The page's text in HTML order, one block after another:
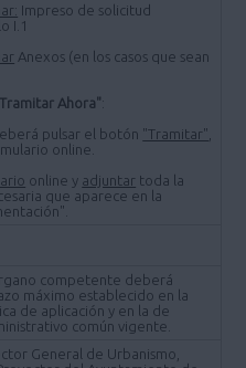
Impreso de solicitud
I.1
Anexos (en los casos que sean
Ahora":
pulsar el botón "Tramitar"
online.
online y adjuntar toda la
que aparece en la
competente deberá
máximo establecido en la
de aplicación y en la de
común vigente.
General de Urbanismo,